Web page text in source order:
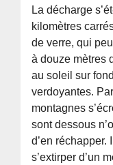
La décharge
kilomètres
de verre, qui
à douze mètres
au soleil sur
verdoyantes.
montagnes
sont dessous
d’en réchapper.
s’extirper d’un